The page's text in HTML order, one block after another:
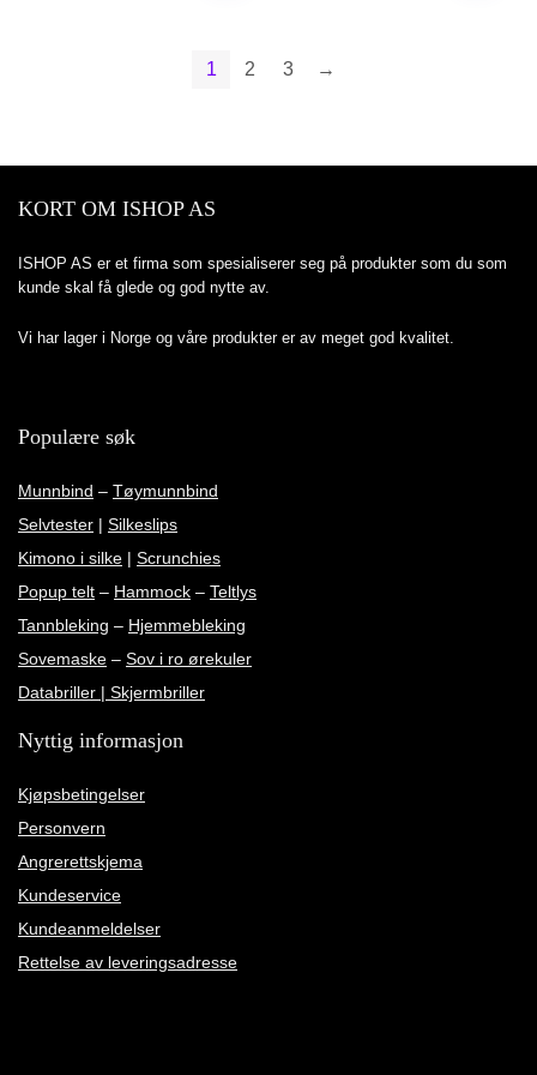
1
2 3 →
KORT OM ISHOP AS
ISHOP AS er et firma som spesialiserer seg på produkter som du som
kunde skal få glede og god nytte av.
Vi har lager i Norge og våre produkter er av meget god kvalitet.
Populære søk
Munnbind – Tøymunnbind
Selvtester | Silkeslips
Kimono i silke | Scrunchies
Popup telt – Hammock – Teltlys
Tannbleking – Hjemmebleking
Sovemaske – Sov i ro ørekuler
Databriller | Skjermbriller
Nyttig informasjon
Kjøpsbetingelser
Personvern
Angrerettskjema
Kundeservice
Kundeanmeldelser
Rettelse av leveringsadresse